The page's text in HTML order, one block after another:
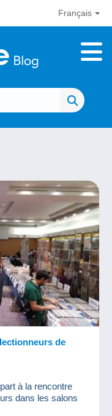
Français
de
à la rencontre
dans les salons